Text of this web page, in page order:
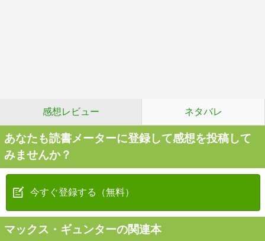
感想レビュー ネタバレ
あなたも読書メーターに登録して感想を投稿して
みませんか？
今すぐ登録する（無料）
マックス・ギュンターの関連本